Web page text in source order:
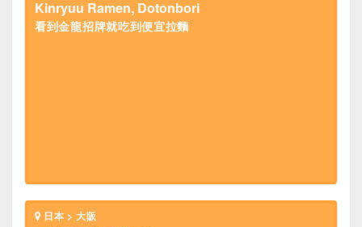
Kinryuu Ramen, Dotonbori
看到金龍招牌就吃到便宜拉麵
日本 > 大阪